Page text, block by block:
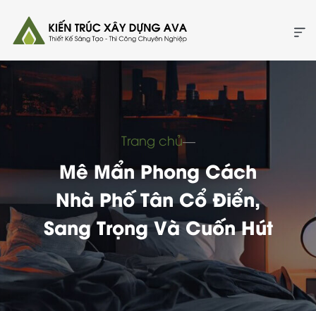
Trang chủ―
Mê Mẩn Phong Cách
Nhà Phố Tân Cổ Điển,
Sang Trọng Và Cuốn Hút